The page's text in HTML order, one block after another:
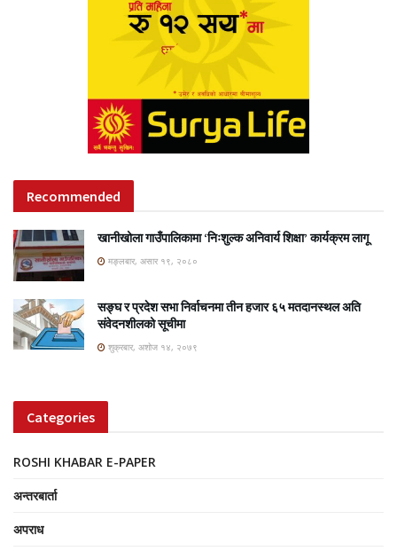
Recommended
खानीखोला गाउँपालिकामा ‘निःशुल्क अनिवार्य शिक्षा’ कार्यक्रम लागू
मङ्लबार, असार १९, २०८०
सङ्घ र प्रदेश सभा निर्वाचनमा तीन हजार ६५ मतदानस्थल अति
संवेदनशीलको सूचीमा
शुक्रबार, अशोज १४, २०७९
Categories
ROSHI KHABAR E-PAPER
अन्तरबार्ता
अपराध